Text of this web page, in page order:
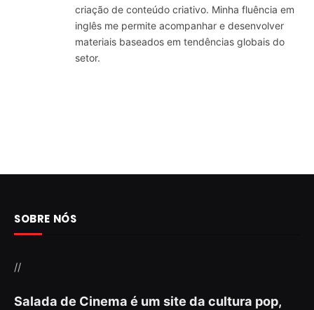
criação de conteúdo criativo. Minha fluência em
inglês me permite acompanhar e desenvolver
materiais baseados em tendências globais do
setor.
SOBRE NÓS
//
Salada de Cinema é um site da cultura pop,